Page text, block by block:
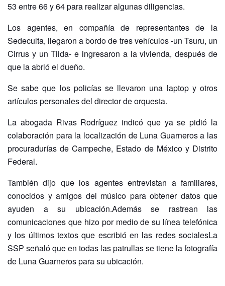
53 entre 66 y 64 para realizar algunas diligencias.
Los agentes, en compañía de representantes de la
Sedeculta, llegaron a bordo de tres vehículos -un Tsuru, un
Cirrus y un Tiida- e ingresaron a la vivienda, después de
que la abrió el dueño.
Se sabe que los policías se llevaron una laptop y otros
artículos personales del director de orquesta.
La abogada Rivas Rodríguez indicó que ya se pidió la
colaboración para la localización de Luna Guarneros a las
procuradurías de Campeche, Estado de México y Distrito
Federal.
También dijo que los agentes entrevistan a familiares,
conocidos y amigos del músico para obtener datos que
ayuden a su ubicación.Además se rastrean las
comunicaciones que hizo por medio de su línea telefónica
y los últimos textos que escribió en las redes socialesLa
SSP señaló que en todas las patrullas se tiene la fotografía
de Luna Guarneros para su ubicación.